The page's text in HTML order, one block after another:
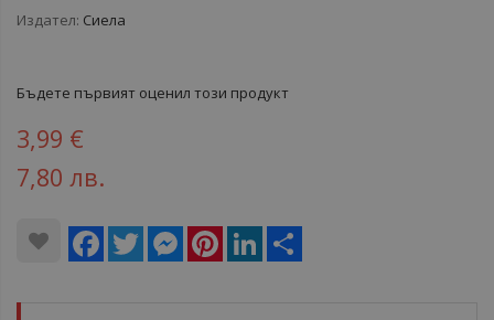
Издател: Сиела
Бъдете първият оценил този продукт
3,99 €
7,80 лв.
Facebook
Twitter MessengerPinterestLinkedIn